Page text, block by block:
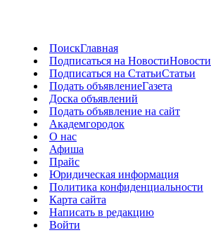
ПоискГлавная
Подписаться на НовостиНовости
Подписаться на СтатьиСтатьи
Подать объявлениеГазета
Доска объявлений
Подать объявление на сайт
Академгородок
О нас
Афиша
Прайс
Юридическая информация
Политика конфиденциальности
Карта сайта
Написать в редакцию
Войти